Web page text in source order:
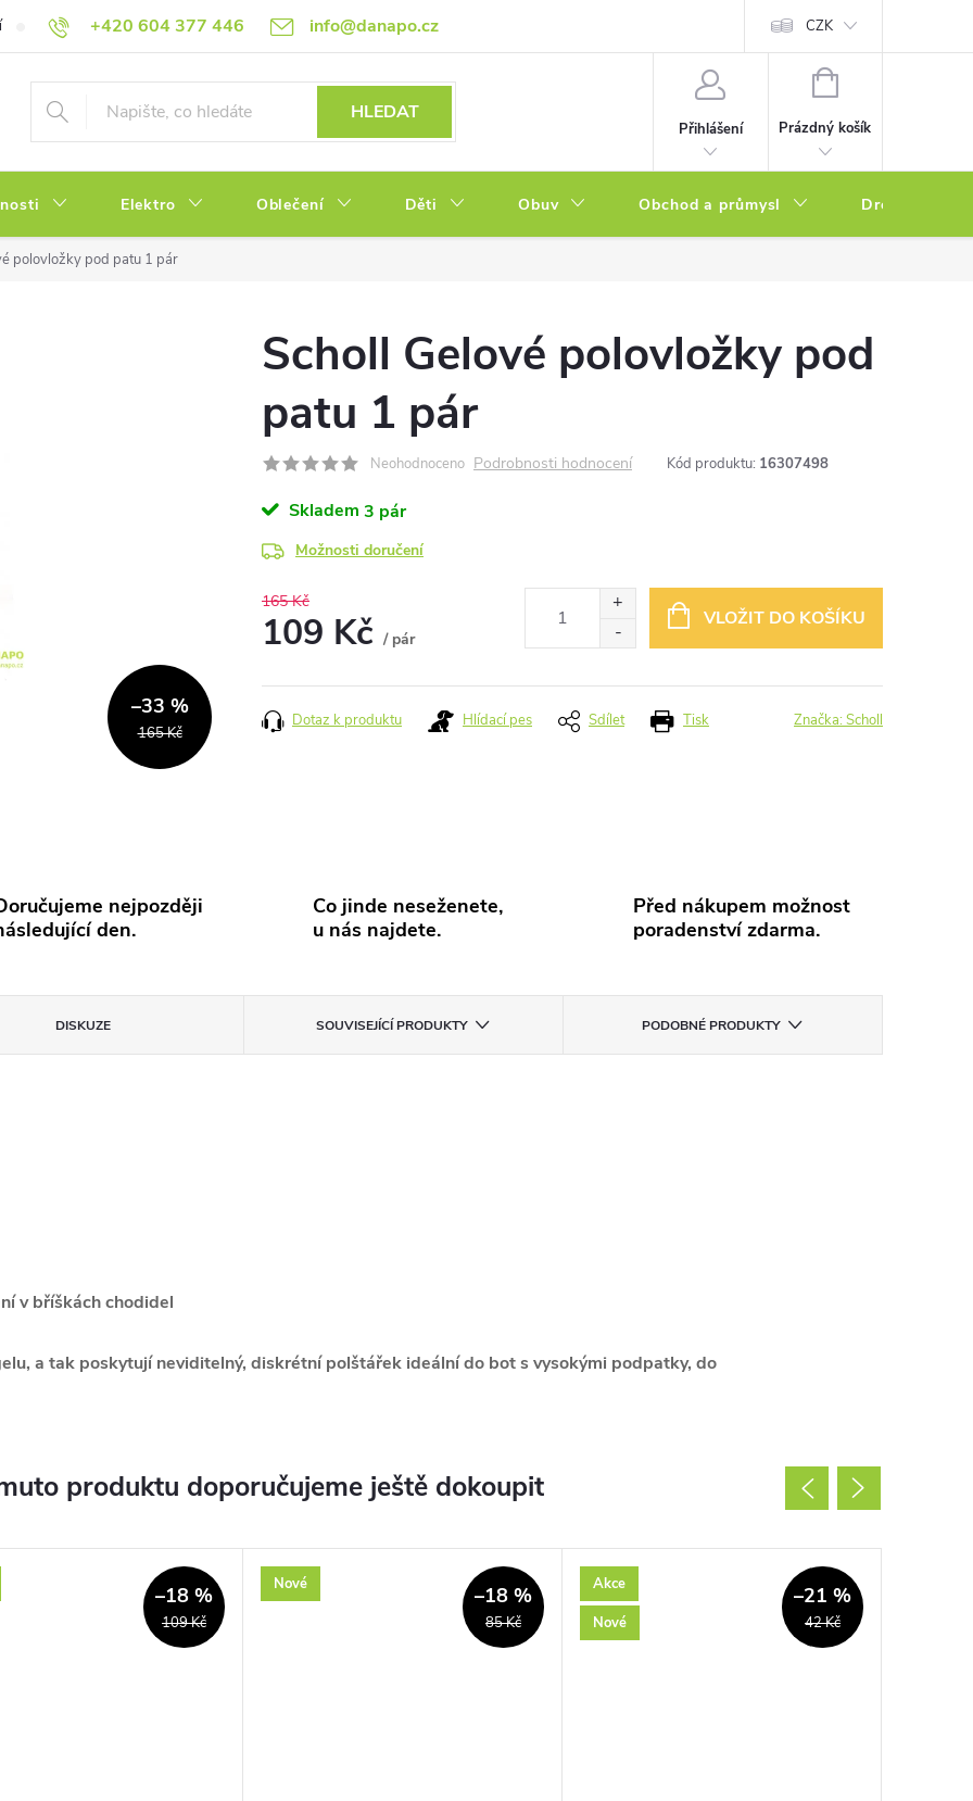
+420 604 377 446 info@danapo.cz
Hodnocení obchodu Obchodní podmínky Reklamace a výměna zboží Podmínky ochrany osobních údajů Soubory cookies
CZK
HLEDAT
Přihlášení
NÁKUPNÍ
Prázdný košík
Elektro Oblečení Děti Obuv Obchod a průmysl Drogerie
polovložky pod patu 1 pár
165 Kč
–33 %
Scholl Gelové polovložky pod
patu 1 pár
Neohodnoceno Podrobnosti hodnocení Kód produktu: 16307498
Skladem 3 pár
Možnosti doručení
165 Kč
109 Kč / pár
cena:
VLOŽIT DO KOŠÍKU
Tisk
Dotaz k produktu Hlídací pes Sdílet Značka:Scholl
nejpozději
den.
Co jinde neseženete,
u nás najdete.
Před nákupem možnost
poradenství zdarma.
DISKUZE SOUVISEJÍCÍ PRODUKTY PODOBNÉ PRODUKTY
v bříškách chodidel
a tak poskytují neviditelný, diskrétní polštářek ideální do bot s vysokými podpatky, do
produktu doporučujeme ještě dokoupit
109 Kč
–18 % Nové
85 Kč
–18 %
Akce
Nové
42 Kč
–21 %